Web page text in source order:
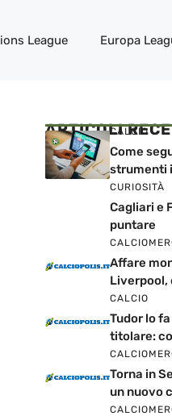
League Europa
ARTICOLICALCIO
Come
strumenti
CURIOSITÀ
Cagliari e
puntare
Affare
Liverpool,
CALCIO
Tudor lo
titolare:
Torna in
un nuovo